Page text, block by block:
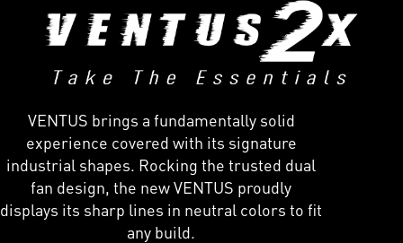
VENTUS brings a fundamentally solid
experience covered with its signature
industrial shapes. Rocking the trusted dual
fan design, the new VENTUS proudly
displays its sharp lines in neutral colors to fit
any build.